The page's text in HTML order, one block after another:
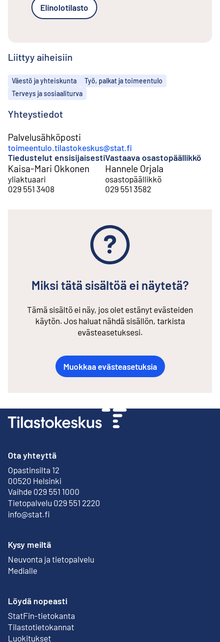
Elinolotilasto
Liittyy aiheisiin
Aiheet
Väestö ja yhteiskunta
Työ, palkat ja toimeentulo
Terveys ja sosiaaliturva
Yhteystiedot
Palvelusähköposti
toimeentulo.tilastokeskus@stat.fi
Tiedustelut ensisijaisesti
Kaisa-Mari Okkonen
yliaktuaari
029 551 3408
Vastaava osastopäällikkö
Hannele Orjala
osastopäällikkö
029 551 3582
Miksi tätä sisältöä ei näytetä?
Tämä sisältö ei näy, jos olet estänyt evästeiden
käytön. Jos haluat nähdä sisällön, tarkista
evästeasetuksesi.
Muokkaa evästeasetuksia
Ota yhteyttä
Opastinsilta 12
00520 Helsinki
Ulkoinen linkki
Vaihde 029 551 1000
Tietopalvelu 029 551 2220
info@stat.fi
Kysy meiltä
Neuvonta ja tietopalvelu
Medialle
Löydä nopeasti
StatFin-tietokanta
Ulkoinen linkki
Tilastotietokannat
Luokitukset